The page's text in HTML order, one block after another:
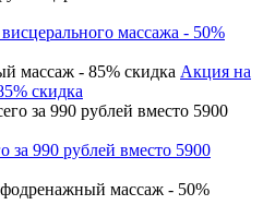
массажа - 50%
Акция на
скидка
за 990 рублей вместо 5900